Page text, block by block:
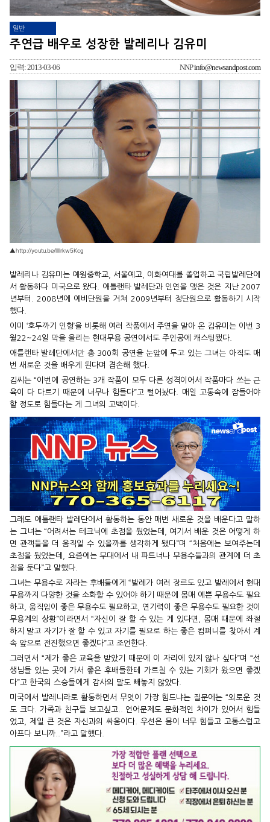
일반
주연급 배우로 성장한 발레리나 김유미
입력: 2013-03-06 NNPinfo@newsandpost.com
▲http://youtu.be/llIlrkw5Kcg
발레리나 김유미는 예원중학교, 서울예고, 이화여대를 졸업하고 국립발레단에
서 활동하다 미국으로 왔다. 애틀랜타 발레단과 인연을 맺은 것은 지난 2007
년부터. 2008년에 예비단원을 거쳐 2009년부터 정단원으로 활동하기 시작
했다.
이미 ‘호두까기 인형’을 비롯해 여러 작품에서 주연을 맡아 온 김유미는 이번 3
월22~24일 막을 올리는 현대무용 공연에서도 주인공에 캐스팅됐다.
애틀랜타 발레단에서만 총 300회 공연을 눈앞에 두고 있는 그녀는 아직도 매
번 새로운 것을 배우게 된다며 겸손해 했다.
김씨는 “이번에 공연하는 3개 작품이 모두 다른 성격이어서 작품마다 쓰는 근
육이 다 다르기 때문에 너무나 힘들다”고 털어놨다. 매일 고통속에 잠들어야
할 정도로 힘들다는 게 그녀의 고백이다.
그래도 애틀랜타 발레단에서 활동하는 동안 매번 새로운 것을 배운다고 말하
는 그녀는 “어려서는 테크닉에 초점을 뒀었는데, 여기서 배운 것은 어떻게 하
면 관객들을 더 움직일 수 있을까를 생각하게 됐다”며 “처음에는 보여주는데
초점을 뒀었는데, 요즘에는 무대에서 내 파트너나 무용수들과의 관계에 더 초
점을 둔다”고 말했다.
그녀는 무용수로 자라는 후배들에게 “발레가 여러 장르도 있고 발레에서 현대
무용까지 다양한 것을 소화할 수 있어야 하기 때문에 몸매 예쁜 무용수도 필요
하고, 움직임이 좋은 무용수도 필요하고, 연기력이 좋은 무용수도 필요한 것이
무용계의 상황”이라면서 “자신이 잘 할 수 있는 게 있다면, 몸매 때문에 좌절
하지 말고 자기가 잘 할 수 있고 자기를 필요로 하는 좋은 컴퍼니를 찾아서 계
속 앞으로 전진했으면 좋겠다”고 조언한다.
그러면서 “제가 좋은 교육을 받았기 때문에 이 자리에 있지 않나 싶다”며 “선
생님들 있는 곳에 가서 좋은 후배들한테 가르칠 수 있는 기회가 왔으면 좋겠
다”고 한국의 스승들에게 감사의 말도 빼놓지 않았다.
미국에서 발레니라로 활동하면서 무엇이 가장 힘드냐는 질문에는 “외로운 것
도 크다. 가족과 친구들 보고싶고.. 언어문제도 문화적인 차이가 있어서 힘들
었고, 제일 큰 것은 자신과의 싸움이다. 우선은 몸이 너무 힘들고 고통스럽고
아프다 보니까..”라고 말했다.